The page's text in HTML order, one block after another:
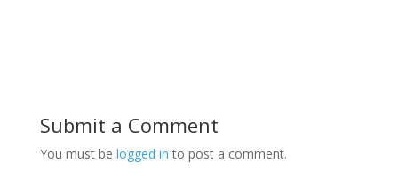
Submit a Comment
You must be logged in to post a comment.